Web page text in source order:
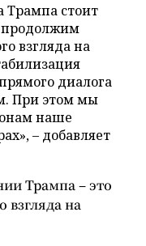
Трампа стоит
продолжим
взгляда на
диалога
При этом мы
наше
– добавляет
Трампа – это
взгляда на